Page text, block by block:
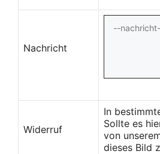
Nachricht
Widerruf
In
Sollte es
von
dieses Bild